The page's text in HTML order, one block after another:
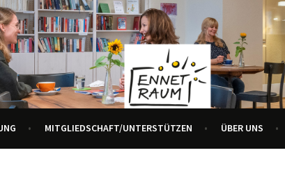
ENNETBADEN
ALLE GENERATIONEN
MITGLIEDSCHAFT/UNTERSTÜTZEN ÜBER UNS